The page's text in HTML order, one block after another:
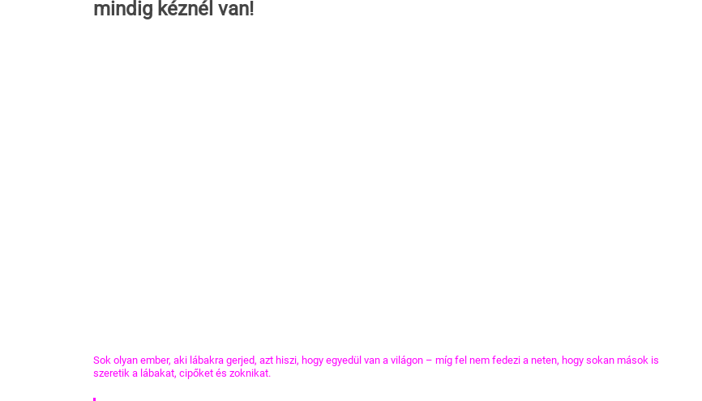
mindig kéznél van!
Sok olyan ember, aki lábakra gerjed, azt hiszi, hogy egyedül van a világon – míg fel nem fedezi a neten, hogy sokan mások is
szeretik a lábakat, cipőket és zoknikat.